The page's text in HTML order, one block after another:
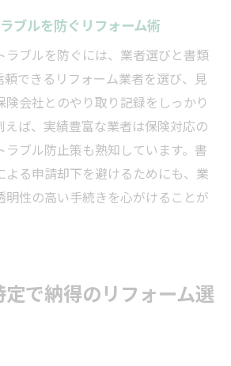
ブルを防ぐリフォーム術
ラブルを防ぐには、業者選びと書類
頼できるリフォーム業者を選び、見
会社とのやり取り記録をしっかり
えば、実績豊富な業者は保険対応の
ラブル防止策も熟知しています。書
よる申請却下を避けるためにも、業
明性の高い手続きを心がけることが
で納得のリフォーム選